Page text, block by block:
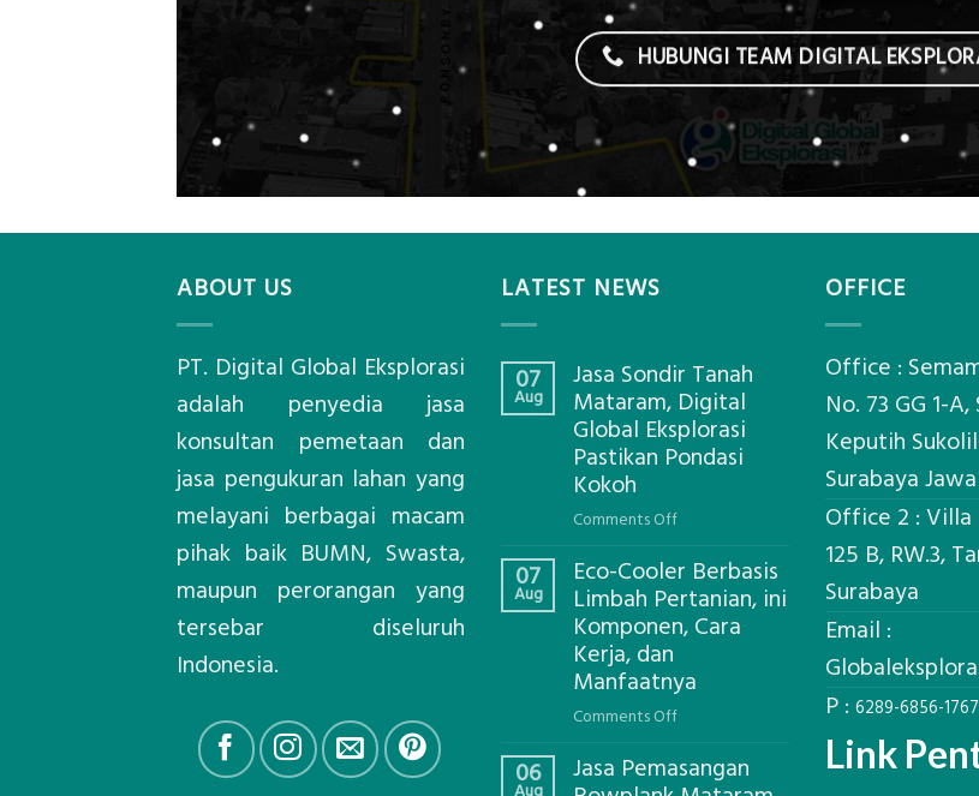
HUBUNGI TEAM DIGITAL
ABOUT US
PT. Digital Global Eksplorasi
adalah penyedia jasa
konsultan pemetaan dan
jasa pengukuran lahan yang
melayani berbagai macam
pihak baik BUMN, Swasta,
maupun perorangan yang
tersebar diseluruh
Indonesia.
LATEST NEWS
07
Aug
Jasa Sondir Tanah
Mataram, Digital
Global Eksplorasi
Pastikan Pondasi
Kokoh
Comments Offon
Sondir
Tanah
Mataram,
Global
Kokoh
07
Aug
Eco-Cooler Berbasis
Limbah Pertanian, ini
Komponen, Cara
Kerja, dan
Manfaatnya
Comments Offon
Cooler
06
Aug
Jasa Pemasangan
OFFICE
Office :
No. 73 GG 1-
Keputih
Surabaya
Office 2 :
125 B, RW.3,
Surabaya
Email :
P : 6289-6856-
Link